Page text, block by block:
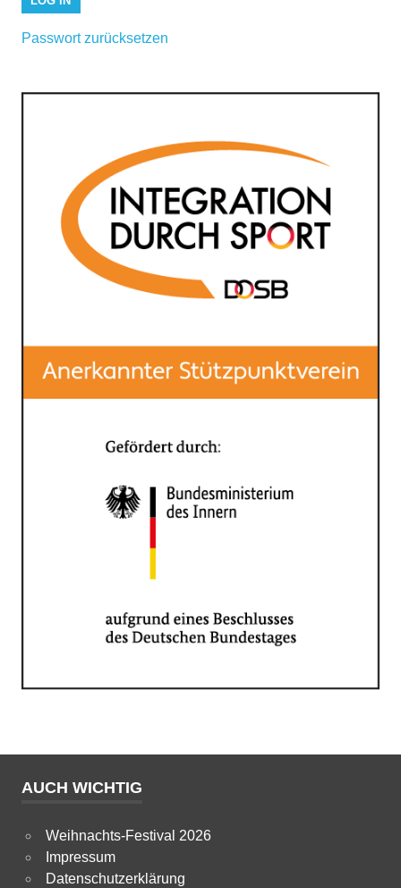
Passwort zurücksetzen
AUCH WICHTIG
Weihnachts-Festival 2026
Impressum
Datenschutzerklärung